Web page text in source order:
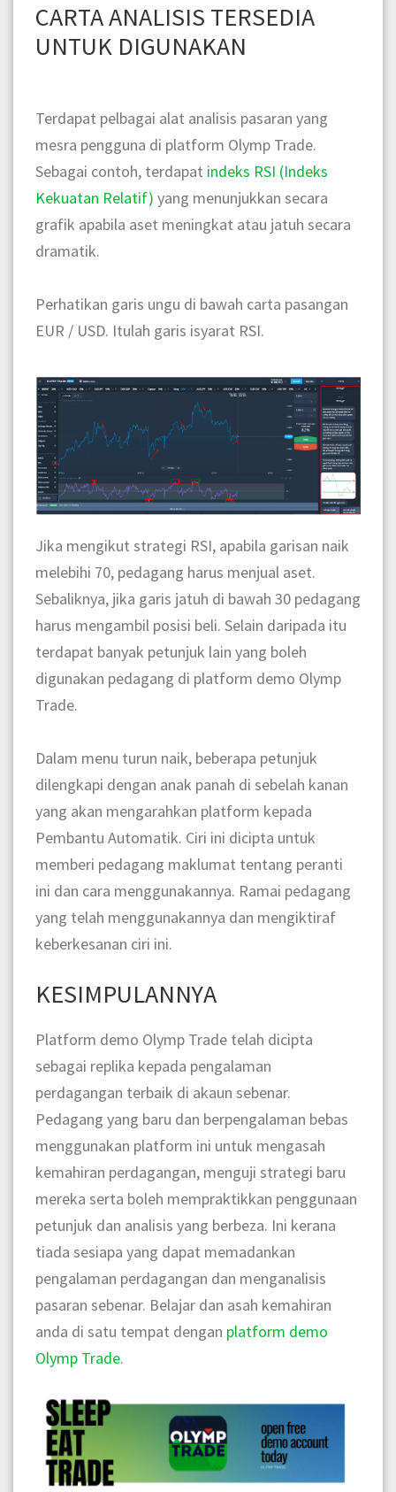
CARTA ANALISIS TERSEDIA
UNTUK DIGUNAKAN
Terdapat pelbagai alat analisis pasaran yang
mesra pengguna di platform Olymp Trade.
Sebagai contoh, terdapat indeks RSI (Indeks
Kekuatan Relatif) yang menunjukkan secara
grafik apabila aset meningkat atau jatuh secara
dramatik.
Perhatikan garis ungu di bawah carta pasangan
EUR / USD. Itulah garis isyarat RSI.
Jika mengikut strategi RSI, apabila garisan naik
melebihi 70, pedagang harus menjual aset.
Sebaliknya, jika garis jatuh di bawah 30 pedagang
harus mengambil posisi beli. Selain daripada itu
terdapat banyak petunjuk lain yang boleh
digunakan pedagang di platform demo Olymp
Trade.
Dalam menu turun naik, beberapa petunjuk
dilengkapi dengan anak panah di sebelah kanan
yang akan mengarahkan platform kepada
Pembantu Automatik. Ciri ini dicipta untuk
memberi pedagang maklumat tentang peranti
ini dan cara menggunakannya. Ramai pedagang
yang telah menggunakannya dan mengiktiraf
keberkesanan ciri ini.
KESIMPULANNYA
Platform demo Olymp Trade telah dicipta
sebagai replika kepada pengalaman
perdagangan terbaik di akaun sebenar.
Pedagang yang baru dan berpengalaman bebas
menggunakan platform ini untuk mengasah
kemahiran perdagangan, menguji strategi baru
mereka serta boleh mempraktikkan penggunaan
petunjuk dan analisis yang berbeza. Ini kerana
tiada sesiapa yang dapat memadankan
pengalaman perdagangan dan menganalisis
pasaran sebenar. Belajar dan asah kemahiran
anda di satu tempat dengan platform demo
Olymp Trade.